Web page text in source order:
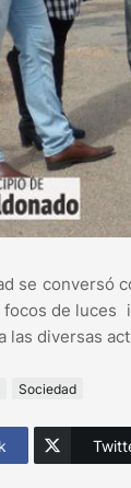
se conversó
de luces
las diversas
Sociedad